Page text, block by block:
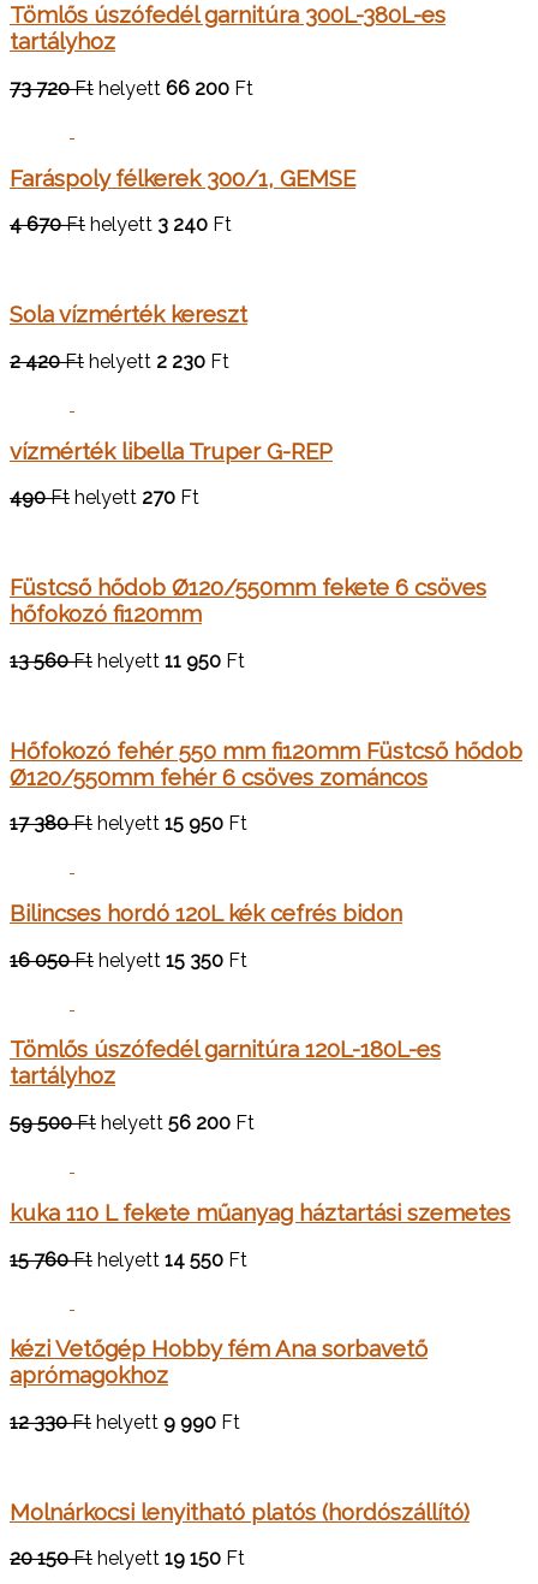
Tömlős úszófedél garnitúra 300L-380L-es
tartályhoz
73 720 Ft helyett 66 200 Ft
Faráspoly félkerek 300/1, GEMSE
4 670 Ft helyett 3 240 Ft
Sola vízmérték kereszt
2 420 Ft helyett 2 230 Ft
vízmérték libella Truper G-REP
490 Ft helyett 270 Ft
Füstcső hődob Ø120/550mm fekete 6 csöves
hőfokozó fi120mm
13 560 Ft helyett 11 950 Ft
Hőfokozó fehér 550 mm fi120mm Füstcső hődob
Ø120/550mm fehér 6 csöves zománcos
17 380 Ft helyett 15 950 Ft
Bilincses hordó 120L kék cefrés bidon
16 050 Ft helyett 15 350 Ft
Tömlős úszófedél garnitúra 120L-180L-es
tartályhoz
59 500 Ft helyett 56 200 Ft
kuka 110 L fekete műanyag háztartási szemetes
15 760 Ft helyett 14 550 Ft
kézi Vetőgép Hobby fém Ana sorbavető
aprómagokhoz
12 330 Ft helyett 9 990 Ft
Molnárkocsi lenyitható platós (hordószállító)
20 150 Ft helyett 19 150 Ft